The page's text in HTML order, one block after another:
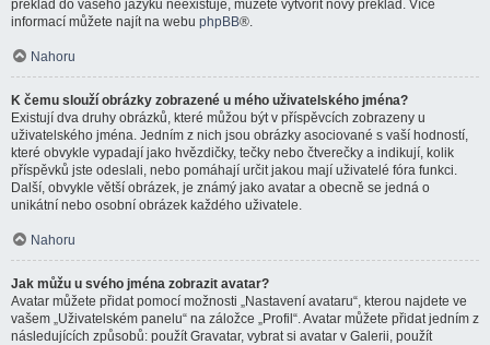
překlad do vašeho jazyku neexistuje, můžete vytvořit nový překlad. Více
informací můžete najít na webu phpBB®.
Nahoru
K čemu slouží obrázky zobrazené u mého uživatelského jména?
Existují dva druhy obrázků, které můžou být v příspěvcích zobrazeny u
uživatelského jména. Jedním z nich jsou obrázky asociované s vaší hodností,
které obvykle vypadají jako hvězdičky, tečky nebo čtverečky a indikují, kolik
příspěvků jste odeslali, nebo pomáhají určit jakou mají uživatelé fóra funkci.
Další, obvykle větší obrázek, je známý jako avatar a obecně se jedná o
unikátní nebo osobní obrázek každého uživatele.
Nahoru
Jak můžu u svého jména zobrazit avatar?
Avatar můžete přidat pomocí možnosti „Nastavení avataru“, kterou najdete ve
vašem „Uživatelském panelu“ na záložce „Profil“. Avatar můžete přidat jedním z
následujících způsobů: použít Gravatar, vybrat si avatar v Galerii, použít